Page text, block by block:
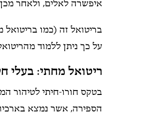
איפשרה לאלים, ולאחר
בריטואל זה (כמו
על כך ניתן ללמוד
ריטואל מחתי: בעלי
בטקס חורו-חיתי לטיהור
הספירה, אשר נמצא